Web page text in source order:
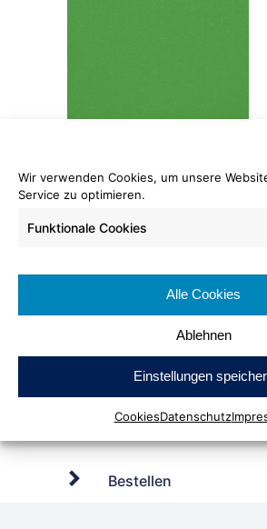
Wir verwenden Cookies, um unsere
Service zu optimieren.
Funktionale Cookies
Alle Cookies
Ablehnen
Einstellungen
CookiesDatenschutz
626
Bahnenbreite: ca. 200 cm
Bestellen
Flachfilz ECO